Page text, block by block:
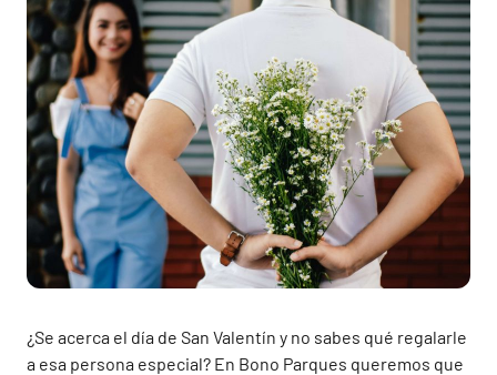
¿Se acerca el día de San Valentín y no sabes qué regalarle
a esa persona especial? En Bono Parques queremos que